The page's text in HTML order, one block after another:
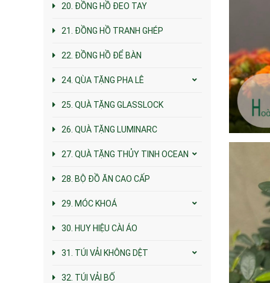
20. ĐỒNG HỒ ĐEO TAY
21. ĐỒNG HỒ TRANH GHÉP
22. ĐỒNG HỒ ĐỂ BÀN
24. QÙA TẶNG PHA LÊ
25. QUÀ TẶNG GLASSLOCK
26. QUÀ TẶNG LUMINARC
27. QUÀ TẶNG THỦY TINH OCEAN
28. BỘ ĐỒ ĂN CAO CẤP
29. MÓC KHOÁ
30. HUY HIỆU CÀI ÁO
31. TÚI VẢI KHÔNG DỆT
32. TÚI VẢI BỐ